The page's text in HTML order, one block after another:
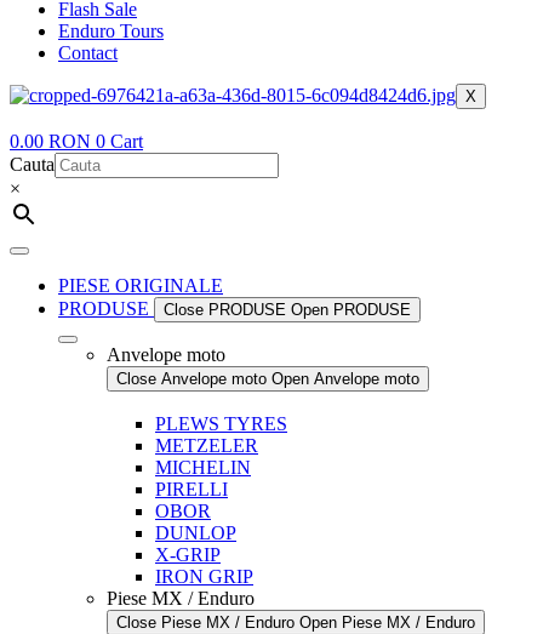
Flash Sale
Enduro Tours
Contact
X
0.00 RON 0 Cart
Cauta
×
PIESE ORIGINALE
PRODUSE
Close PRODUSE Open PRODUSE
Anvelope moto
Close Anvelope moto Open Anvelope moto
PLEWS TYRES
METZELER
MICHELIN
PIRELLI
OBOR
DUNLOP
X-GRIP
IRON GRIP
Piese MX / Enduro
Close Piese MX / Enduro Open Piese MX / Enduro